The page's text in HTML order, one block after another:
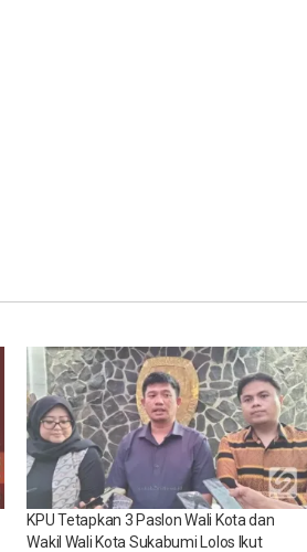
KPU Tetapkan 3 Paslon Wali Kota dan
Wakil Wali Kota Sukabumi Lolos Ikut